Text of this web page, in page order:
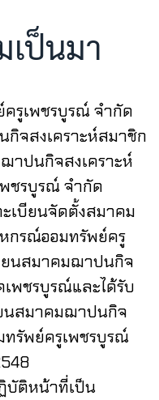
เป็นมา
พชรบูรณ์ จำกัด
กิจสงเคราะห์สมาชิก
าปนกิจสงเคราะห์
ชรบูรณ์ จำกัด
เบียนจัดตั้งสมาคม
กรณ์ออมทรัพย์ครู
ยนสมาคมฌาปนกิจ
เพชรบูรณ์และได้รับ
นสมาคมฌาปนกิจ
รัพย์ครูเพชรบูรณ์
หน้าที่เป็น